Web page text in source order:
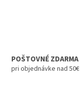
POŠTOVNÉ ZDARMA
pri objednávke nad 50€